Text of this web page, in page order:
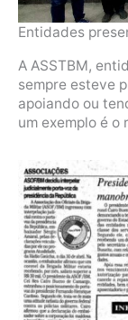
Entidades
A ASSTBM,
sempre esteve
apoiando ou
um exemplo é o